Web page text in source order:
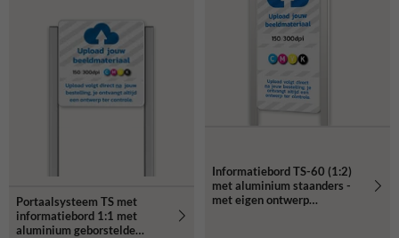
Portaalsysteem TS met
informatiebord 1:1 met
aluminium geborstelde
Informatiebord TS-60 (1:2)
met aluminium staanders -
met eigen ontwerp